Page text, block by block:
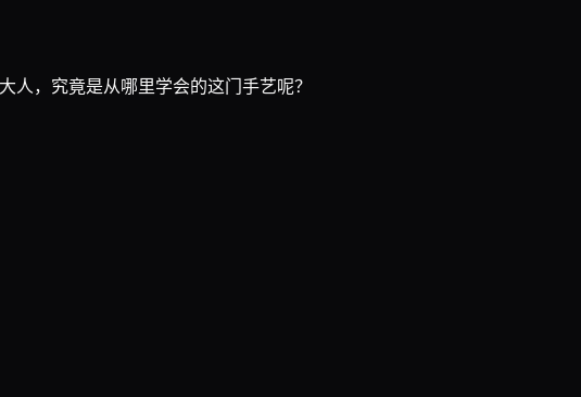
，究竟是从哪里学会的这门手艺呢？